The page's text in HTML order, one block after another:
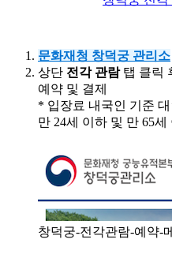
문화재청 창덕궁 관리소
상단 전각 관람탭 클릭
예약 및 결제
* 입장료 내국인 기준 대
만 24세 이하 및 만 65세
창덕궁-전각관람-예약-